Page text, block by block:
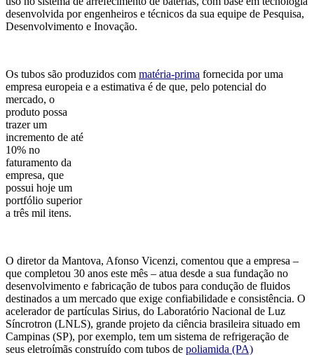
desenvolvida por engenheiros e técnicos da sua equipe de Pesquisa,
Desenvolvimento e Inovação.
Os tubos são produzidos com matéria-prima fornecida por uma
empresa europeia e a estimativa é de que, pelo potencial do
mercado, o
produto possa
trazer um
incremento de até
10% no
faturamento da
empresa, que
possui hoje um
portfólio superior
a três mil itens.
O diretor da Mantova, Afonso Vicenzi, comentou que a empresa –
que completou 30 anos este mês – atua desde a sua fundação no
desenvolvimento e fabricação de tubos para condução de fluidos
destinados a um mercado que exige confiabilidade e consistência. O
acelerador de partículas Sirius, do Laboratório Nacional de Luz
Síncrotron (LNLS), grande projeto da ciência brasileira situado em
Campinas (SP), por exemplo, tem um sistema de refrigeração de
seus eletroímãs construído com tubos de poliamida (PA)